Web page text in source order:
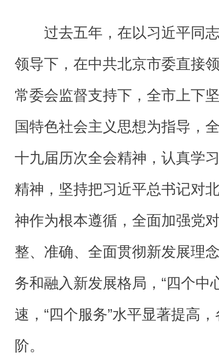
过去五年，在以习近平同志
领导下，在中共北京市委直接
常委会监督支持下，全市上下
国特色社会主义思想为指导，
十九届历次全会精神，认真学
精神，坚持把习近平总书记对
神作为根本遵循，全面加强党
整、准确、全面贯彻新发展理
务和融入新发展格局，“四个中
速，“四个服务”水平显著提高
阶。